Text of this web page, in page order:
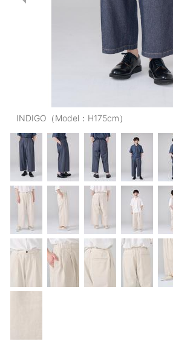
SHIRT : シャツ
OUTERS : アウター
PANTS/SKIRT : パンツ・スカー
TOPS : トップス
OUTERS : アウター
OUTLET : アウトレット
MENS : メンズ
LADIES : レディース
新規会員登録
お買い物カゴ
INDIGO（Model：H175cm）